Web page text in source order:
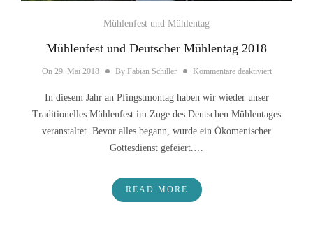
Mühlenfest und Mühlentag
Mühlenfest und Deutscher Mühlentag 2018
On29. Mai 2018 By Fabian Schiller Kommentare deaktiviertfür
In diesem Jahr an Pfingstmontag haben wir wieder unser
Traditionelles Mühlenfest im Zuge des Deutschen Mühlentages
veranstaltet. Bevor alles begann, wurde ein Ökomenischer
Gottesdienst gefeiert.…
READ MORE